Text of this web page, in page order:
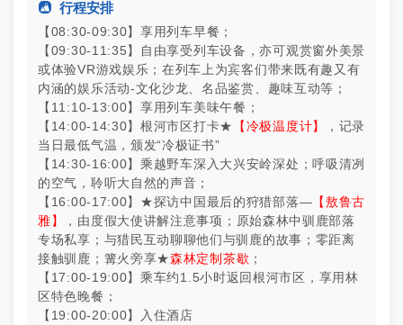
 行程安排
【08:30-09:30】享用列车早餐；
【09:30-11:35】自由享受列车设备，亦可观赏窗外美景
或体验VR游戏娱乐；在列车上为宾客们带来既有趣又有
内涵的娱乐活动-文化沙龙、名品鉴赏、趣味互动等；
【11:10-13:00】享用列车美味午餐；
【14:00-14:30】根河市区打卡★
【冷极温度计】
，记录
当日最低气温，颁发“冷极证书”
【14:30-16:00】乘越野车深入大兴安岭深处；呼吸清冽
的空气，聆听大自然的声音；
【16:00-17:00】★探访中国最后的狩猎部落— 【敖鲁古
雅】
，由度假大使讲解注意事项；原始森林中驯鹿部落
专场私享；与猎民互动聊聊他们与驯鹿的故事；零距离
接触驯鹿；篝火旁享★森林定制茶歇 ；
【17:00-19:00】乘车约1.5小时返回根河市区，享用林
区特色晚餐；
【19:00-20:00】入住酒店